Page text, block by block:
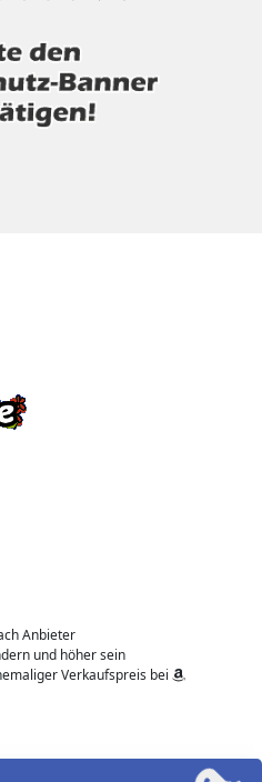
Anbieter
und höher sein
Verkaufspreis bei